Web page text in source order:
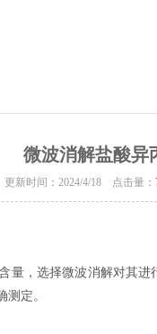
微波消解盐酸异
更新时间：2024/4/18 点击量：
量，选择微波消解对其
定。